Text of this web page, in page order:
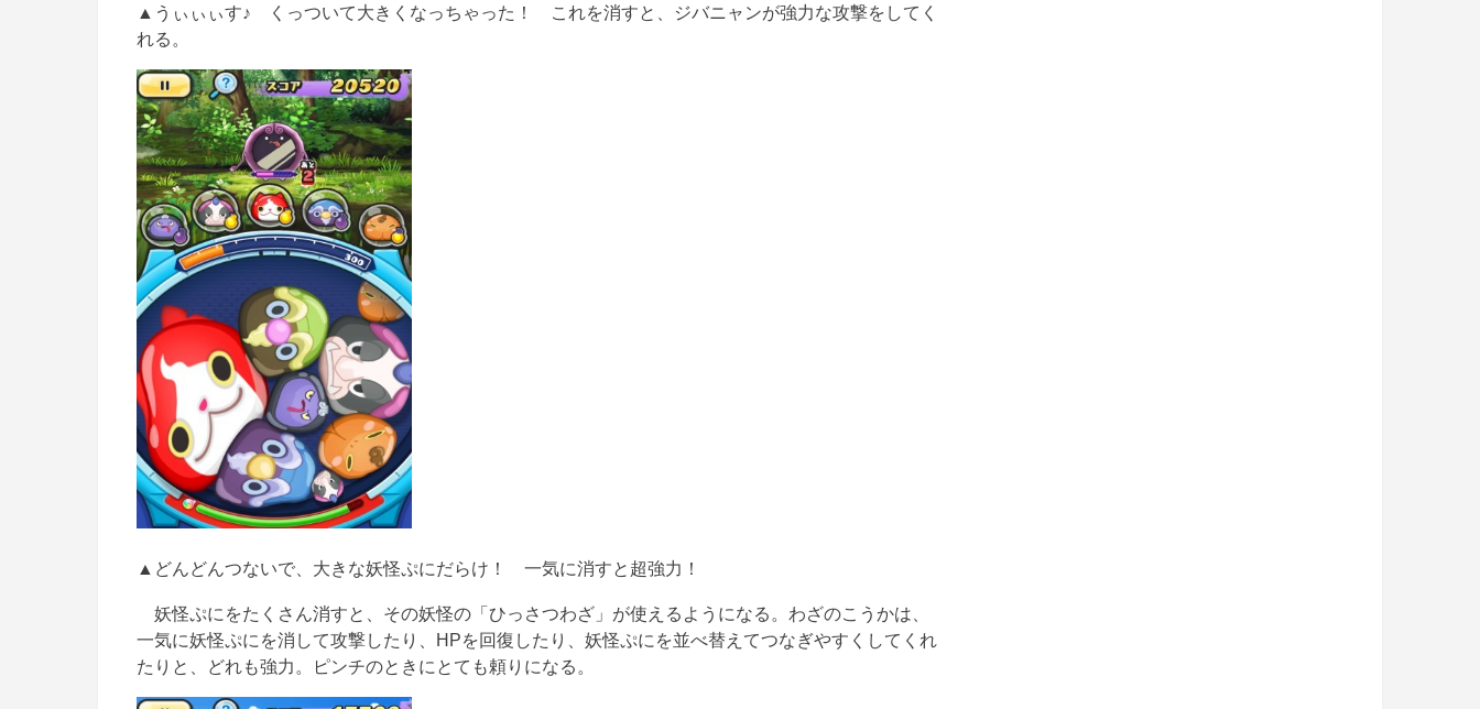
▲うぃぃぃす♪ くっついて大きくなっちゃった！ これを消すと、ジバニャンが強力な攻撃をしてく
れる。
▲どんどんつないで、大きな妖怪ぷにだらけ！ 一気に消すと超強力！
妖怪ぷにをたくさん消すと、その妖怪の「ひっさつわざ」が使えるようになる。わざのこうかは、
一気に妖怪ぷにを消して攻撃したり、HPを回復したり、妖怪ぷにを並べ替えてつなぎやすくしてくれ
たりと、どれも強力。ピンチのときにとても頼りになる。